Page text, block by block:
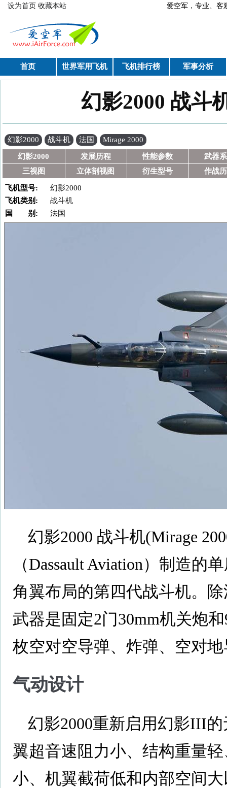
跳转到主要内容
设为首页 收藏本站 爱空军，专业、
首页 世界军用飞机 飞机排行榜 军事分析
幻影2000 战斗
幻影2000 战斗机 法国 Mirage 2000
幻影2000 发展历程 性能参数
武器
三视图
立体剖视图 衍生型号 作战
飞机型号:
幻影2000
飞机类别:
战斗机
国 别:
法国
幻影2000 战斗机(Mirage
（Dassault Aviation）制造的
角翼布局的第四代战斗机。
武器是固定2门30mm机关炮
枚空对空导弹、炸弹、空对
气动设计
幻影2000重新启用幻影III
翼超音速阻力小、结构重量
小、机翼截荷低和内部空间